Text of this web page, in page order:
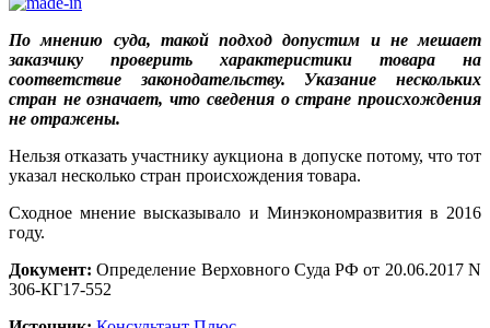
По мнению суда, такой подход допустим и не мешает
заказчику проверить характеристики товара на
соответствие законодательству. Указание нескольких
стран не означает, что сведения о стране происхождения
не отражены.
Нельзя отказать участнику аукциона в допуске потому, что тот
указал несколько стран происхождения товара.
Сходное мнение высказывало и Минэкономразвития в 2016
году.
Документ: Определение Верховного Суда РФ от 20.06.2017 N
306-КГ17-552